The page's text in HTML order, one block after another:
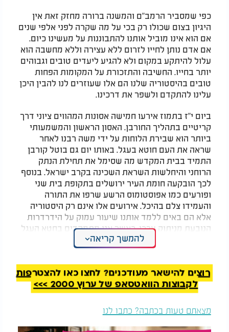
כפי שמסביר הרמב"ם והמשנה ברורה מחזק זאת אין
היגיון בצום שכולו רק בכי על מה שקרה לפני אלפי שנים
אם הוא אינו מוביל אותנו להתבוננות על מעשינו כיום.
אם אדם נותן לחייו לזרום ללא עצירה וללא מחשבה הוא
עלול להיתקע במקום ולא להגיע ליעדים טובים וגבוהים
יותר בחייו. החשיבה והתזכורת על המקומות הפחות
טובים בהיסטוריה שלנו הם אלו שעוזרים לנו להבין היכן
עלינו להתקדם ולשפר את דרכינו.
ביום י"ז בתמוז אירעו חמישה אסונות המהווים ציוני דרך
קריטיים בתהליך החורבן. האסון הראשון והמשמעותי
ביותר הוא שבירת הלוחות על ידי משה רבנו לאחר
שראה את העם חוטא בעגל. באותו יום גם בוטל קורבן
התמיד בבית המקדש מה שסימל את תחילת הנתק
הרוחני והיחלשות השראת השכינה בקרב ישראל. בנוסף
לכך הובקעה חומת העיר ירושלים בתקופת בית שני
ופורעים כמו אפוסטומוס הרשע שרפו את התורה
והעמידו צלם בהיכל. אירועים אלו אינם רק היסטוריה
אלא הם באים ללמד אותנו שיעור עמוק על הידרדרות
הנובעת מניתוק ערכי. כאשר אנו מתמקדים בחטא העגל
אנו נדרשים להבין מה עמד מאחוריו שכן כיום איננו
בונים עגלי זהב אך הלקח נותר רלוונטי עבורנו באותה
המידה.
המלצות נוספות
להמשך קריאה
רוצים להישאר מעודכנים? לחצו כאן להצטרפות
לקבוצות הוואטסאפ של ערוץ 2000 >>>
מצאתם טעות בכתבה? כתבו לנו